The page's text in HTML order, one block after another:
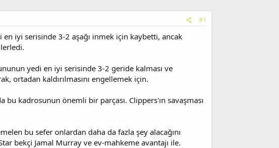
#1
iyi serisinde 3-2 aşağı inmek için kaybetti, ancak
yedi en iyi serisinde 3-2 geride kalması ve
ortadan kaldırılmasını engellemek için.
bu kadrosunun önemli bir parçası. Clippers'ın savaşması
bu sefer onlardan daha da fazla şey alacağını
bekçi Jamal Murray ve ev-mahkeme avantajı ile.